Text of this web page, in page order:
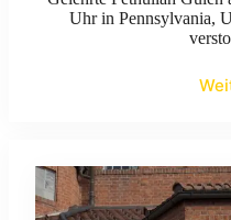
Uhr in Pennsylvania,